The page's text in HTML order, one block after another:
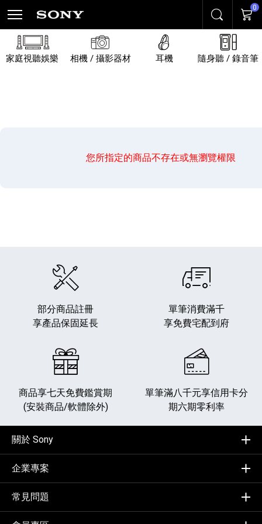
搜尋 購物
0
家庭視聽娛樂 相機 / 攝影器材 耳機 隨身聽 / 錄音筆
您所指定的商品不存在或無瀏覽權限
部分商品註冊
享產品保固延長
單筆消費滿千
享免費宅配到府
商品享七天免費鑑賞期
(安裝商品/軟體除外)
單筆滿八千元享信用卡分
期六期零利率
關於 Sony
企業專案
常見問題